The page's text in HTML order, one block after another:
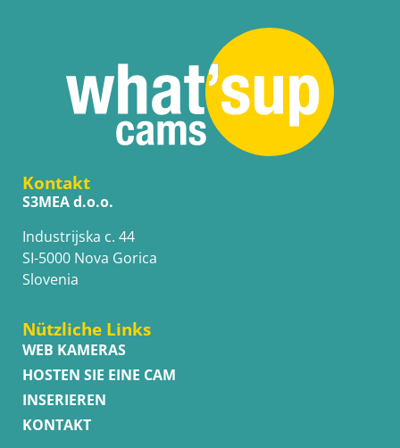
Kontakt
S3MEA d.o.o.
Industrijska c. 44
SI-5000 Nova Gorica
Slovenia
Nützliche Links
WEB KAMERAS
HOSTEN SIE EINE CAM
INSERIEREN
KONTAKT